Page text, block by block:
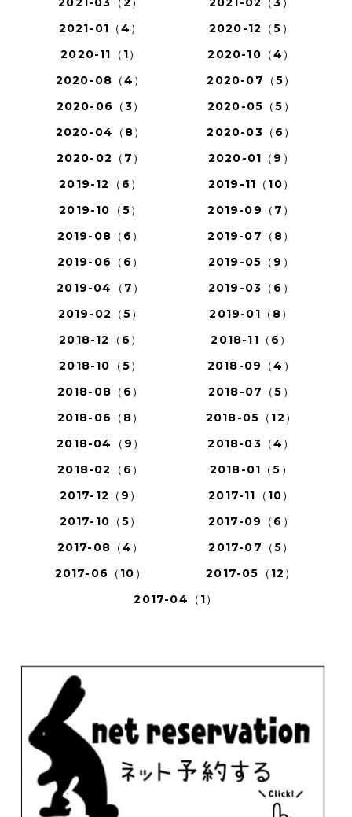
2021-01（4）
2020-12（5）
2020-11（1）
2020-10（4）
2020-08（4）
2020-07（5）
2020-06（3）
2020-05（5）
2020-04（8）
2020-03（6）
2020-02（7）
2020-01（9）
2019-12（6）
2019-11（10）
2019-10（5）
2019-09（7）
2019-08（6）
2019-07（8）
2019-06（6）
2019-05（9）
2019-04（7）
2019-03（6）
2019-02（5）
2019-01（8）
2018-12（6）
2018-11（6）
2018-10（5）
2018-09（4）
2018-08（6）
2018-07（5）
2018-06（8）
2018-05（12）
2018-04（9）
2018-03（4）
2018-02（6）
2018-01（5）
2017-12（9）
2017-11（10）
2017-10（5）
2017-09（6）
2017-08（4）
2017-07（5）
2017-06（10）
2017-05（12）
2017-04（1）